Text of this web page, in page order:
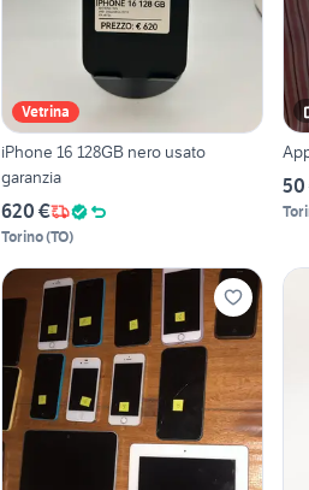
Vetrina
iPhone 16 128GB nero usato
garanzia
620 €
Torino(TO)
50